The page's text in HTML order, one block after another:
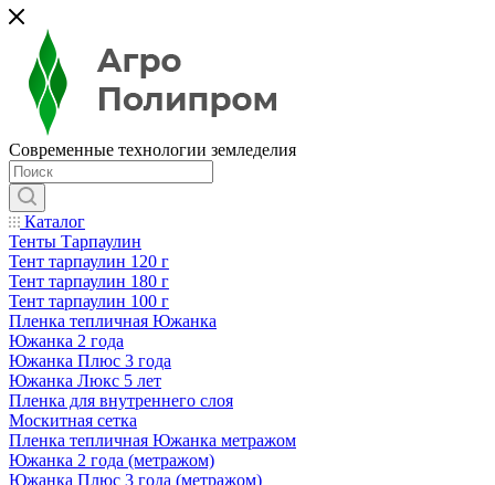
Современные технологии земледелия
Каталог
Тенты Тарпаулин
Тент тарпаулин 120 г
Тент тарпаулин 180 г
Тент тарпаулин 100 г
Пленка тепличная Южанка
Южанка 2 года
Южанка Плюс 3 года
Южанка Люкс 5 лет
Пленка для внутреннего слоя
Москитная сетка
Пленка тепличная Южанка метражом
Южанка 2 года (метражом)
Южанка Плюс 3 года (метражом)